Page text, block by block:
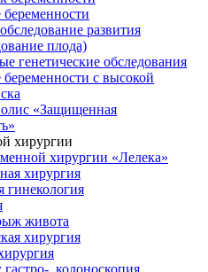
развития
плода)
генетические обследования
с высокой
«Защищенная
хирургии
хирургии «Лелека»
хирургия
гинекология
живота
хирургия
, колоноскопия